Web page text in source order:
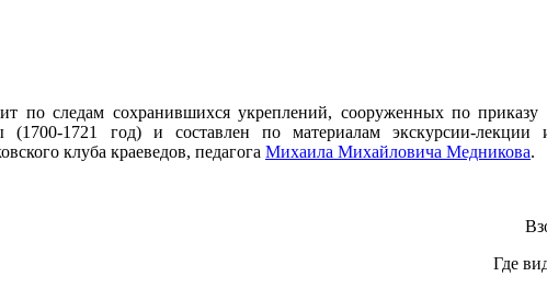
по следам сохранившихся укреплений, сооруженных по приказу
1721 год) и составлен по материалам экскурсии-лекции
клуба краеведов, педагога Михаила Михайловича Медникова.
Где